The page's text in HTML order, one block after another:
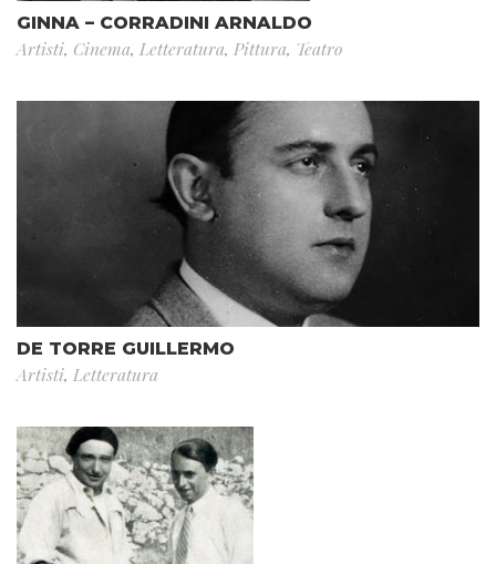
GINNA – CORRADINI ARNALDO
Artisti, Cinema, Letteratura, Pittura, Teatro
DE TORRE GUILLERMO
Artisti, Letteratura